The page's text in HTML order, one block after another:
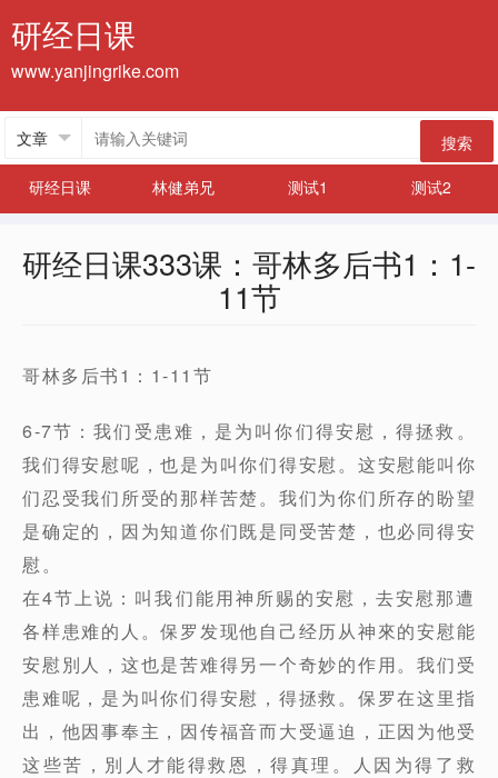
研经日课
www.yanjingrike.com
搜索
研经日课
林健弟兄 测试1 测试2
研经日课333课：哥林多后书1：1-
11节
哥林多后书1：1-11节
6-7节：我们受患难，是为叫你们得安慰，得拯救。
我们得安慰呢，也是为叫你们得安慰。这安慰能叫你
们忍受我们所受的那样苦楚。我们为你们所存的盼望
是确定的，因为知道你们既是同受苦楚，也必同得安
慰。
在4节上说：叫我们能用神所赐的安慰，去安慰那遭
各样患难的人。保罗发现他自己经历从神來的安慰能
安慰別人，这也是苦难得另一个奇妙的作用。我们受
患难呢，是为叫你们得安慰，得拯救。保罗在这里指
出，他因事奉主，因传福音而大受逼迫，正因为他受
这些苦，別人才能得救恩，得真理。人因为得了救